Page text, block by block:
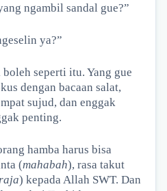
ngambil sandal gue?”
ya?”
seperti itu. Yang gue
dengan bacaan salat,
sujud, dan enggak
penting.
hamba harus bisa
(mahabah), rasa takut
raja) kepada Allah SWT. Dan